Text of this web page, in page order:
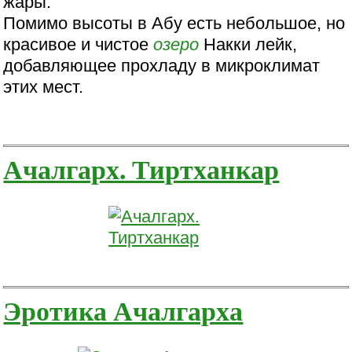
Помимо высоты в Абу есть небольшое, но
красивое и чистоеозеро Накки лейк,
добавляющее прохладу в микроклимат
этих мест.
Ачалгарх. Тиртханкар
Эротика Ачалгарха